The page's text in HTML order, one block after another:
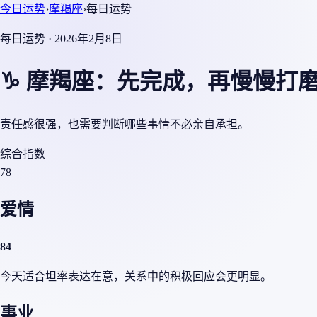
今日运势›摩羯座›每日运势
每日运势 · 2026年2月8日
♑ 摩羯座：先完成，再慢慢打
责任感很强，也需要判断哪些事情不必亲自承担。
综合指数
78
爱情
84
今天适合坦率表达在意，关系中的积极回应会更明显。
事业